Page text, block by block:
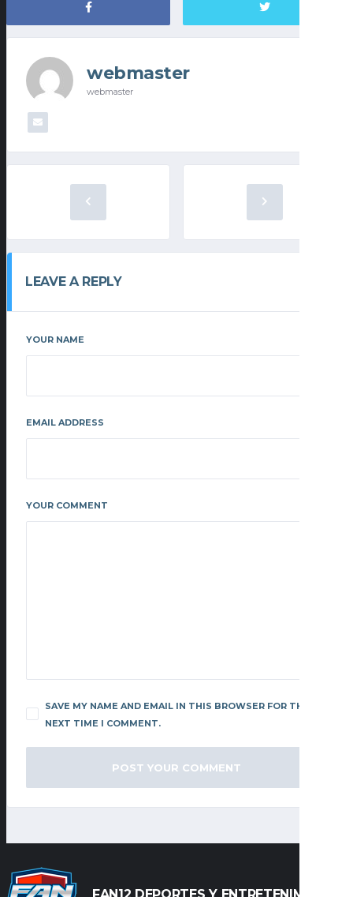
webmaster
webmaster
LEAVE A REPLY
YOUR NAME
EMAIL ADDRESS
YOUR COMMENT
SAVE MY NAME AND EMAIL IN THIS BROWSER FOR THE
NEXT TIME I COMMENT.
FAN12 DEPORTES Y ENTRETENIMIENTO